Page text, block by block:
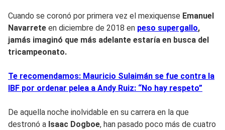
Cuando se coronó por primera vez el mexiquense Emanuel
Navarrete en diciembre de 2018 en peso supergallo,
jamás imaginó que más adelante estaría en busca del
tricampeonato.
Te recomendamos: Mauricio Sulaimán se fue contra la
IBF por ordenar pelea a Andy Ruiz: “No hay respeto”
De aquella noche inolvidable en su carrera en la que
destronó a Isaac Dogboe, han pasado poco más de cuatro